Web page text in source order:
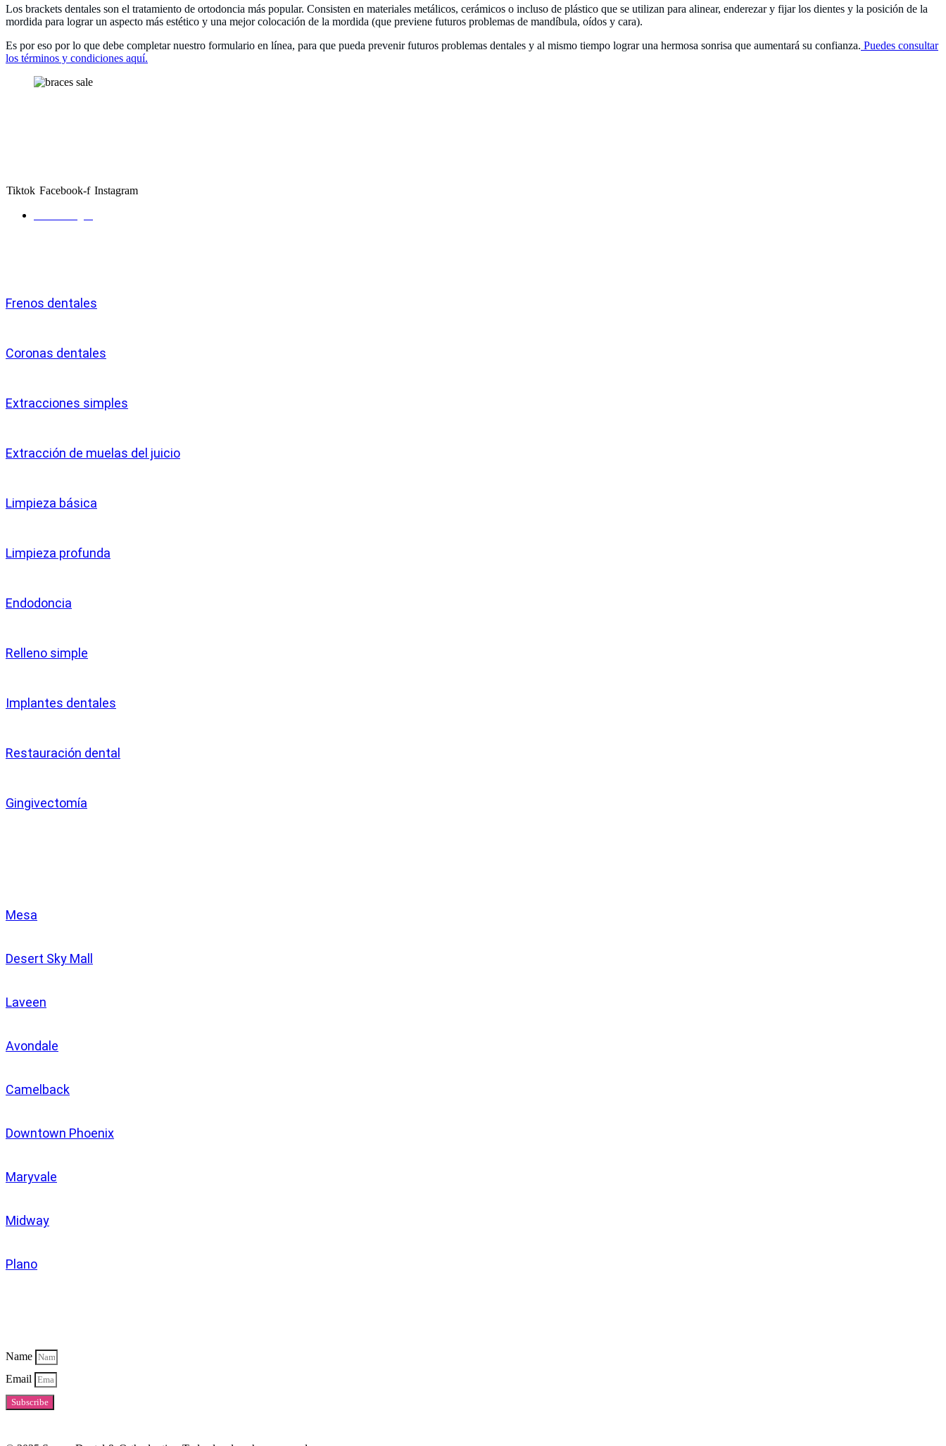
Los brackets dentales son el tratamiento de ortodoncia más popular. Consisten en materiales metálicos, cerámicos o incluso de plástico que se utilizan para alinear, enderezar y fijar los dientes y la posición de la
mordida para lograr un aspecto más estético y una mejor colocación de la mordida (que previene futuros problemas de mandíbula, oídos y cara).
Es por eso por lo que debe completar nuestro formulario en línea, para que pueda prevenir futuros problemas dentales y al mismo tiempo lograr una hermosa sonrisa que aumentará su confianza. Puedes consultar
los términos y condiciones aquí.
Tiktok Facebook-f Instagram
Frenos dentales
Coronas dentales
Extracciones simples
Extracción de muelas del juicio
Limpieza básica
Limpieza profunda
Endodoncia
Relleno simple
Implantes dentales
Restauración dental
Gingivectomía
Mesa
Desert Sky Mall
Laveen
Avondale
Camelback
Downtown Phoenix
Maryvale
Midway
Plano
Name
Email
Subscribe